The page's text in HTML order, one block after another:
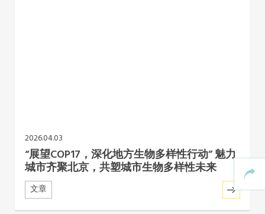
2026.04.03
“展望COP17，深化地方生物多样性行动” 魅力
城市齐聚北京，共塑城市生物多样性未来
文章